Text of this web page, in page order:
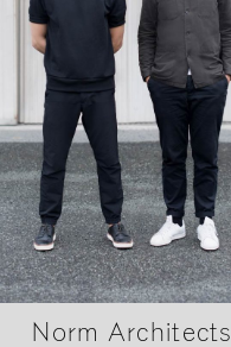
Norm Architects